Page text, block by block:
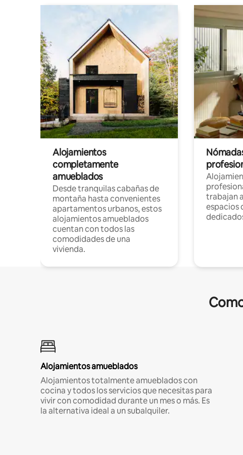
Alojamientos
completamente
amueblados
Desde tranquilas cabañas de
montaña hasta convenientes
apartamentos urbanos, estos
alojamientos amueblados
cuentan con todos las
comodidades de una
vivienda.
trabajan
espacios
Alojamientos amueblados
Alojamientos totalmente amueblados con
cocina y todos los servicios que necesitas para
vivir con comodidad durante un mes o más. Es
la alternativa ideal a un subalquiler.